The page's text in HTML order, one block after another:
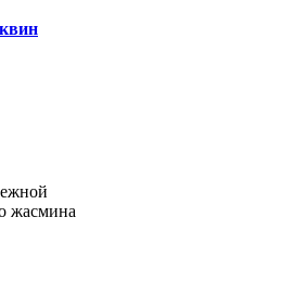
жасмина